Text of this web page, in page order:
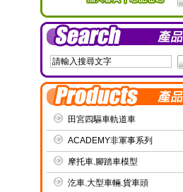
田宮四驅車軌道車
ACADEMY非軍事系列
摩托車.腳踏車模型
汔車.大型車輛.貨車頭